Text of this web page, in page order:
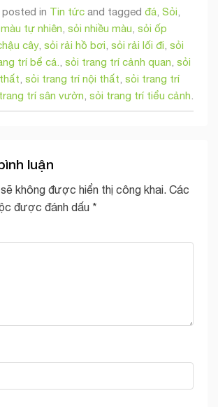
in Tin tức and tagged đá Sỏi
tự nhiên sỏi nhiều màu sỏi ốp
cây, sỏi rải hồ bơi sỏi rải lối đi sỏi
trí bể cá. sỏi trang trí cảnh quan sỏi
sỏi trang trí nội thất sỏi trang trí
trí sân vườn sỏi trang trí tiểu cảnh
luận
không được hiển thị công khai. Các
được đánh dấu *